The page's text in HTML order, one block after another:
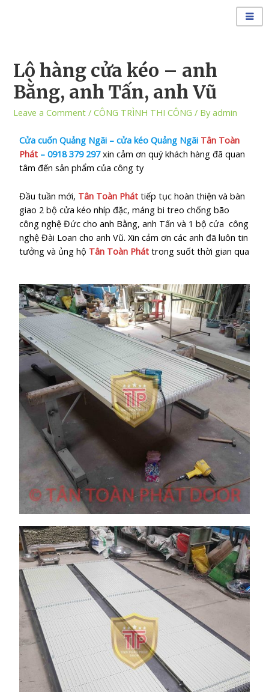
Lô hàng cửa kéo – anh
Bằng, anh Tấn, anh Vũ
Leave a Comment /CÔNG TRÌNH THI CÔNG / Byadmin
Cửa cuốn Quảng Ngãi – cửa kéo Quảng Ngãi Tân Toàn
Phát –0918 379 297xin cảm ơn quý khách hàng đã quan
tâm đến sản phẩm của công ty
Đầu tuần mới, Tân Toàn Phát tiếp tục hoàn thiện và bàn
giao 2 bộ cửa kéo nhíp đặc, máng bi treo chống bão
công nghệ Đức cho anh Bằng, anh Tấn và 1 bộ cửa công
nghệ Đài Loan cho anh Vũ. Xin cảm ơn các anh đã luôn tin
tưởng và ủng hộ Tân Toàn Pháttrong suốt thời gian qua